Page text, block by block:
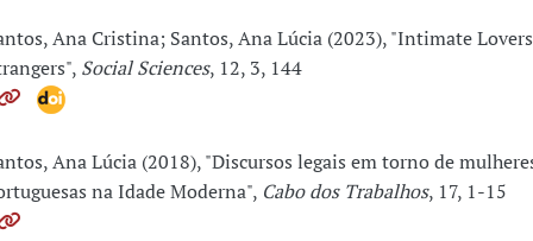
Ana Cristina; Santos, Ana Lúcia (2023), "Intimate
Social Sciences, 12, 3, 144
Ana Lúcia (2018), "Discursos legais em torno de
na Idade Moderna", Cabo dos Trabalhos, 17, 1-15